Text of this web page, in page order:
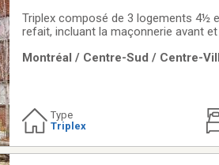
Triplex composé de 3 logements 4½
refait, incluant la maçonnerie avant
clôture arrière neuve a été
Montréal / Centre-Sud / Centre-
Type
Triplex